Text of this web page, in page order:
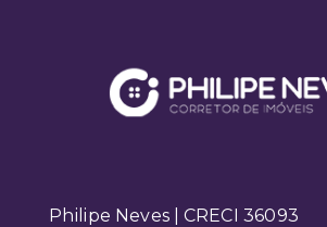
Philipe Neves | CRECI 36093